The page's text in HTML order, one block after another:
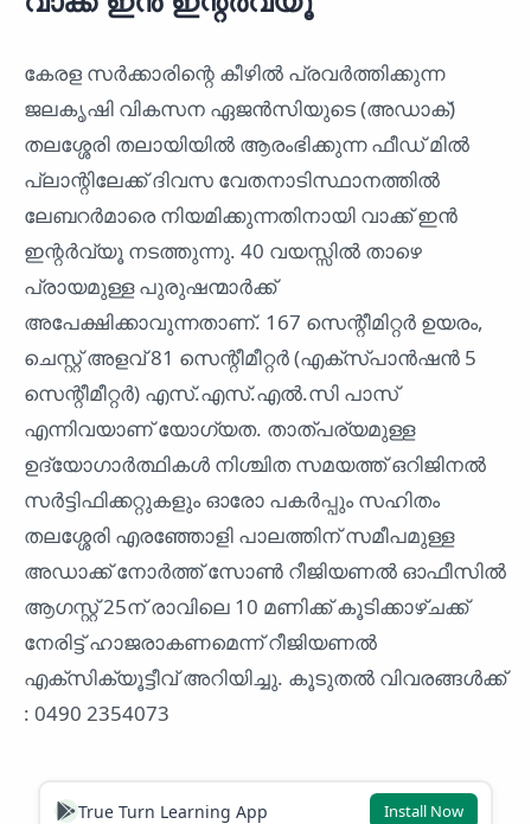
കേരള സർക്കാരിന്റെ കീഴിൽ പ്രവർത്തിക്കുന്ന
ജലകൃഷി വികസന ഏജൻസിയുടെ (അഡാക്)
തലശ്ശേരി തലായിയിൽ ആരംഭിക്കുന്ന ഫീഡ് മിൽ
പ്ലാന്റിലേക്ക് ദിവസ വേതനാടിസ്ഥാനത്തിൽ
ലേബറർമാരെ നിയമിക്കുന്നതിനായി വാക്ക് ഇൻ
ഇന്റർവ്യൂ നടത്തുന്നു. 40 വയസ്സിൽ താഴെ
പ്രായമുള്ള പുരുഷന്മാർക്ക്
അപേക്ഷിക്കാവുന്നതാണ്. 167 സെന്റീമിറ്റർ ഉയരം,
ചെസ്റ്റ് അളവ് 81 സെന്റീമീറ്റർ (എക്സ്പാൻഷൻ 5
സെന്റീമീറ്റർ) എസ്.എസ്.എൽ.സി പാസ്
എന്നിവയാണ് യോഗ്യത. താത്പര്യമുള്ള
ഉദ്യോഗാർത്ഥികൾ നിശ്ചിത സമയത്ത് ഒറിജിനൽ
സർട്ടിഫിക്കറ്റുകളും ഓരോ പകർപ്പും സഹിതം
തലശ്ശേരി എരഞ്ഞോളി പാലത്തിന് സമീപമുള്ള
അഡാക്ക് നോർത്ത് സോൺ റീജിയണൽ ഓഫീസിൽ
ആഗസ്റ്റ് 25ന് രാവിലെ 10 മണിക്ക് കൂടിക്കാഴ്ചക്ക്
നേരിട്ട് ഹാജരാകണമെന്ന് റീജിയണൽ
എക്സിക്യൂട്ടീവ് അറിയിച്ചു. കൂടുതൽ വിവരങ്ങൾക്ക്
: 0490 2354073
True Turn Learning App Install Now